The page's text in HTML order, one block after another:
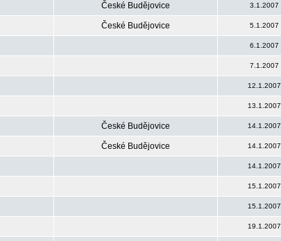
České Budějovice 3.1.2007
České Budějovice 5.1.2007
6.1.2007
7.1.2007
12.1.2007
13.1.2007
České Budějovice 14.1.2007
České Budějovice 14.1.2007
14.1.2007
15.1.2007
15.1.2007
19.1.2007